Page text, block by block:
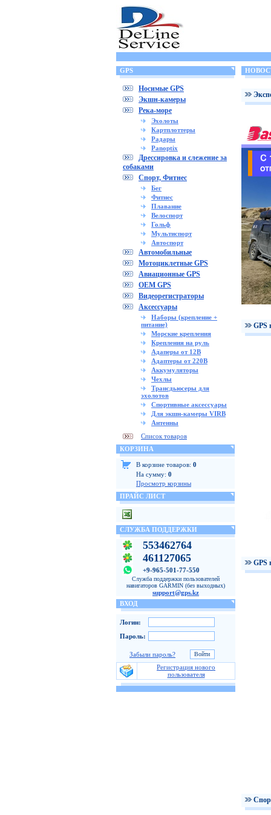
GPS
Носимые GPS
Экшн-камеры
Река-море
Эхолоты
Картплоттеры
Радары
Panoptix
Дрессировка и слежение за
собаками
Спорт, Фитнес
Бег
Фитнес
Плавание
Велоспорт
Гольф
Мультиспорт
Автоспорт
Автомобильные
Мотоциклетные GPS
Авиационные GPS
OEM GPS
Видеорегистраторы
Аксессуары
Наборы (крепление +
питание)
Морские крепления
Крепления на руль
Адаперы от 12В
Адаптеры от 220В
Аккумуляторы
Чехлы
Трансдьюсеры для
эхолотов
Спортивные аксессуары
Для экшн-камеры VIRB
Антенны
Список товаров
КОРЗИНА
В корзине товаров: 0
На сумму: 0
Просмотр корзины
ПРАЙС ЛИСТ
СЛУЖБА ПОДДЕРЖКИ
553462764
461127065
+9-965-501-77-550
Служба поддержки пользователей
навигаторов GARMIN (без выходных)
support@gps.kz
ВХОД
Логин:
Пароль:
Забыли пароль?
Регистрация нового
пользователя
GPS
GPS